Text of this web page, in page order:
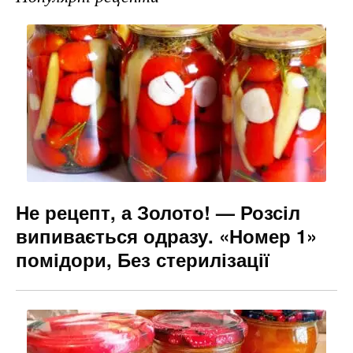
b
o
o
k
a
m
e
n
g
er
Не рецепт, а Золото! — Розсіл
випивається одразу. «Номер 1»
помідори, Без стерилізації